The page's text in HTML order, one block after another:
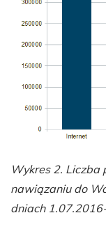
Wykres 2.
nawiązaniu do
dniach